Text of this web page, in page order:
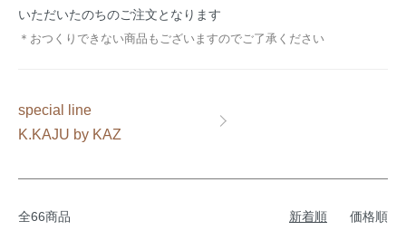
いただいたのちのご注文となります
＊おつくりできない商品もございますのでご了承ください
カテゴリー一覧
special line
K.KAJU by KAZ
全66商品 新着順 価格順